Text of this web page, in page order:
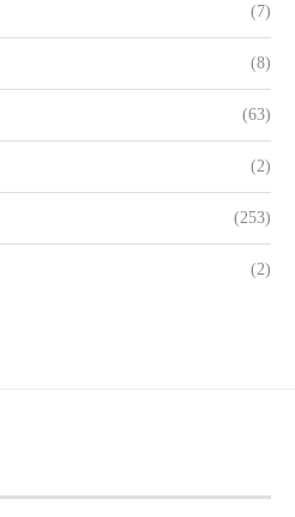
(7)
(8)
(63)
(2)
(253)
(2)